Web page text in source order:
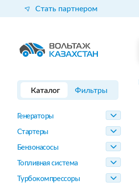
Стать партнером
Каталог Фильтры
Генераторы
Стартеры
Бензонасосы
Топливная система
Турбокомпрессоры